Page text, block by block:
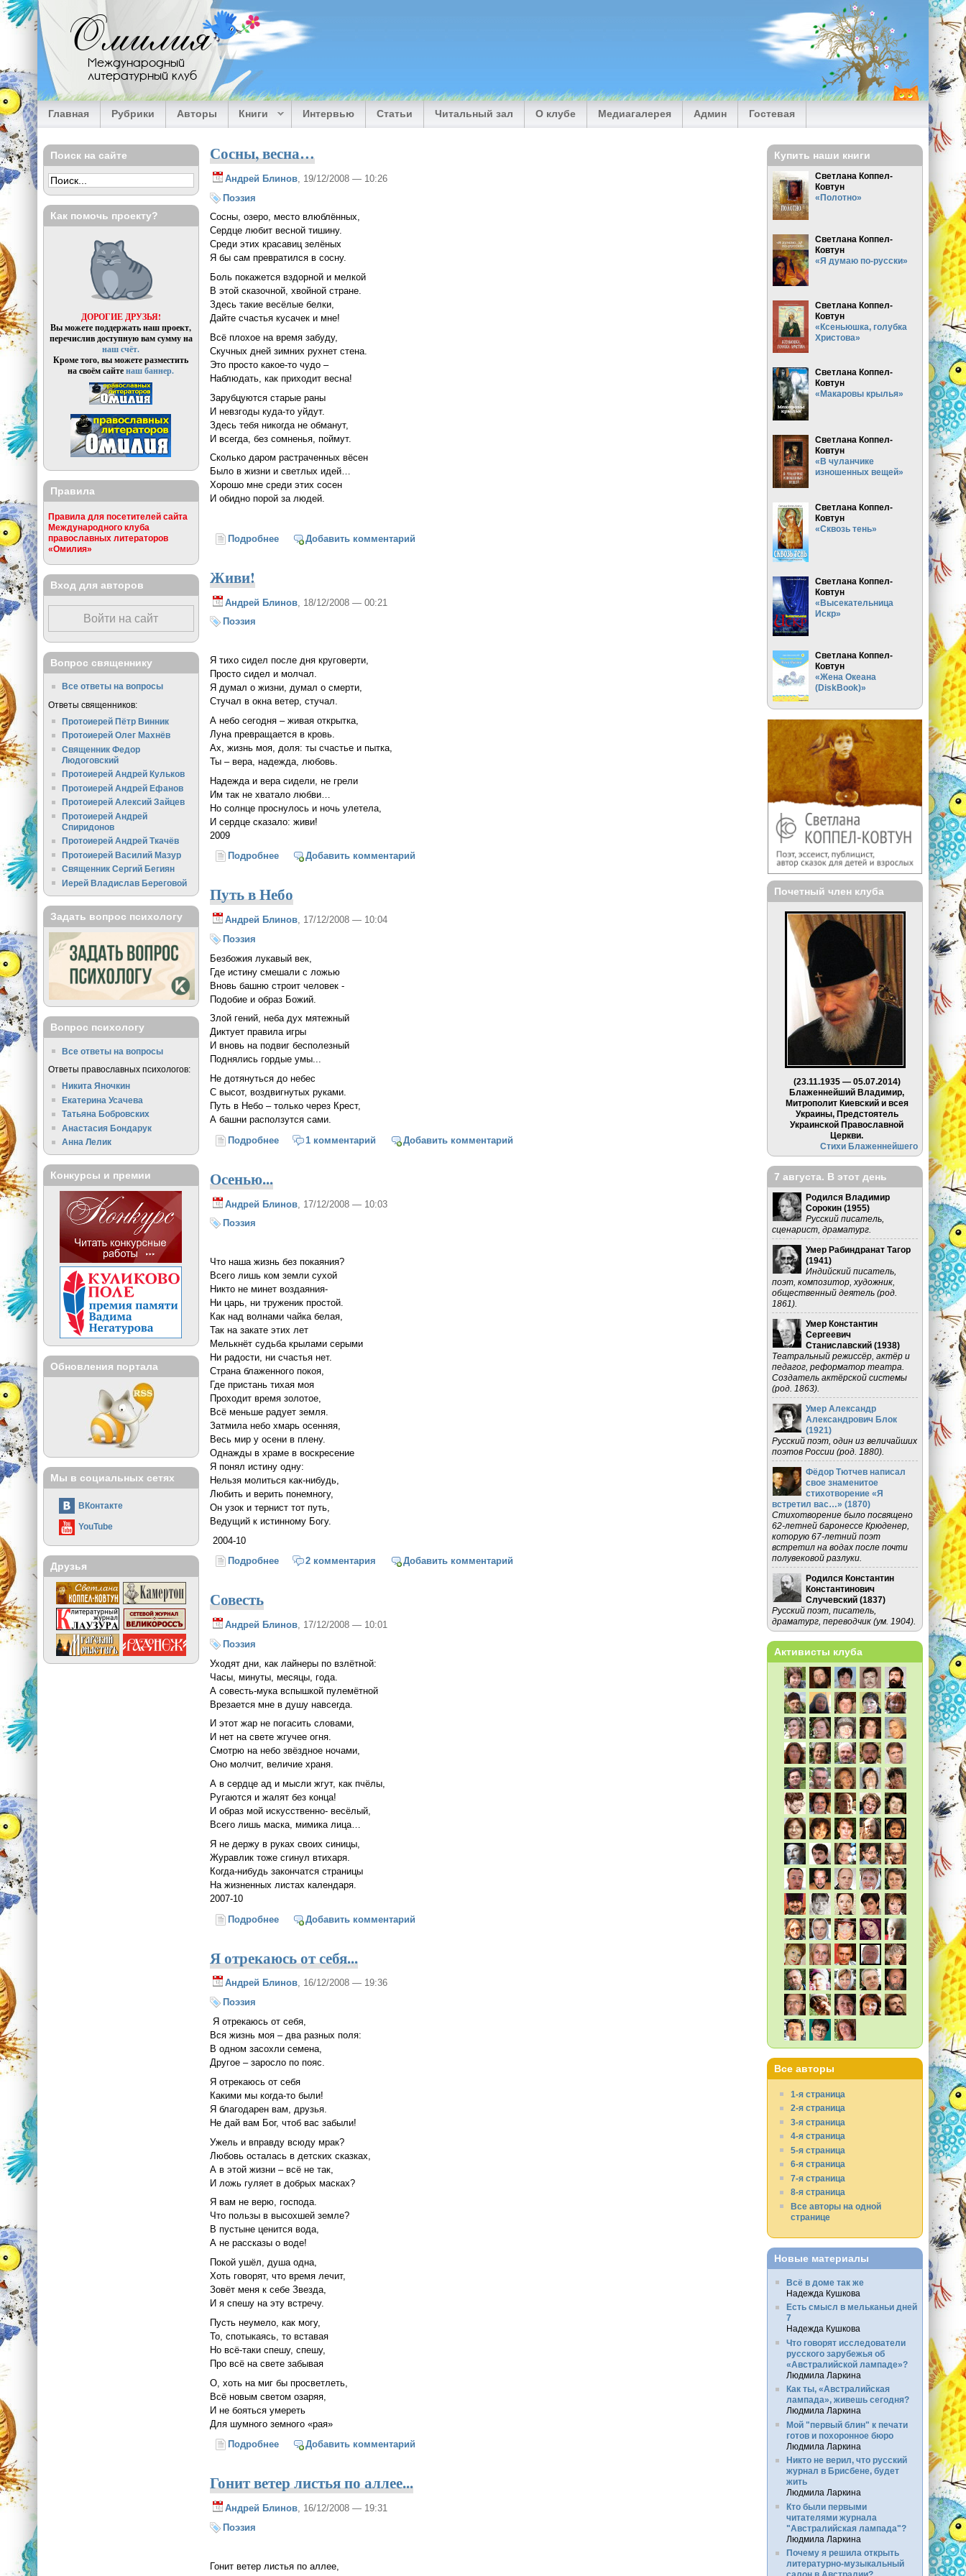
Перейти к основному содержанию
Омилия
Международный
литературный клуб
Главная Рубрики Авторы Книги Интервью Статьи Читальный зал О клубе Медиагалерея Админ Гостевая
Сосны, весна…
Андрей Блинов , 19/12/2008 — 10:26
Поэзия
Сосны, озеро, место влюблённых,
Сердце любит весной тишину.
Среди этих красавиц зелёных
Я бы сам превратился в сосну.
Боль покажется вздорной и мелкой
В этой сказочной, хвойной стране.
Здесь такие весёлые белки,
Дайте счастья кусачек и мне!
Всё плохое на время забуду,
Скучных дней зимних рухнет стена.
Это просто какое-то чудо –
Наблюдать, как приходит весна!
Зарубцуются старые раны
И невзгоды куда-то уйдут.
Здесь тебя никогда не обманут,
И всегда, без сомненья, поймут.
Сколько даром растраченных вёсен
Было в жизни и светлых идей…
Хорошо мне среди этих сосен
И обидно порой за людей.
Подробнеео Сосны, весна…
Добавить комментарий
Живи!
Андрей Блинов , 18/12/2008 — 00:21
Поэзия
Я тихо сидел после дня круговерти,
Просто сидел и молчал.
Я думал о жизни, думал о смерти,
Стучал в окна ветер, стучал.
А небо сегодня – живая открытка,
Луна превращается в кровь.
Ах, жизнь моя, доля: ты счастье и пытка,
Ты – вера, надежда, любовь.
Надежда и вера сидели, не грели
Им так не хватало любви…
Но солнце проснулось и ночь улетела,
И сердце сказало: живи!
2009
Подробнеео Живи!Добавить комментарий
Путь в Небо
Андрей Блинов, 17/12/2008 — 10:04
Поэзия
Безбожия лукавый век,
Где истину смешали с ложью
Вновь башню строит человек -
Подобие и образ Божий.
Злой гений, неба дух мятежный
Диктует правила игры
И вновь на подвиг бесполезный
Поднялись гордые умы...
Не дотянуться до небес
С высот, воздвигнутых руками.
Путь в Небо – только через Крест,
А башни расползутся сами.
Подробнеео Путь в Небо
1 комментарий Добавить комментарий
Осенью...
Андрей Блинов , 17/12/2008 — 10:03
Поэзия
Что наша жизнь без покаяния?
Всего лишь ком земли сухой
Никто не минет воздаяния-
Ни царь, ни труженик простой.
Как над волнами чайка белая,
Так на закате этих лет
Мелькнёт судьба крылами серыми
Ни радости, ни счастья нет.
Страна блаженного покоя,
Где пристань тихая моя
Проходит время золотое,
Всё меньше радует земля.
Затмила небо хмарь осенняя,
Весь мир у осени в плену.
Однажды в храме в воскресение
Я понял истину одну:
Нельзя молиться как-нибудь,
Любить и верить понемногу,
Он узок и тернист тот путь,
Ведущий к истинному Богу.
2004-10
Подробнеео Осенью...2 комментария Добавить комментарий
Совесть
Андрей Блинов, 17/12/2008 — 10:01
Поэзия
Уходят дни, как лайнеры по взлётной:
Часы, минуты, месяцы, года.
А совесть-мука вспышкой пулемётной
Врезается мне в душу навсегда.
И этот жар не погасить словами,
И нет на свете жгучее огня.
Смотрю на небо звёздное ночами,
Оно молчит, величие храня.
А в сердце ад и мысли жгут, как пчёлы,
Ругаются и жалят без конца!
И образ мой искусственно- весёлый,
Всего лишь маска, мимика лица…
Я не держу в руках своих синицы,
Журавлик тоже сгинул втихаря.
Когда-нибудь закончатся страницы
На жизненных листах календаря.
2007-10
Подробнеео СовестьДобавить комментарий
Я отрекаюсь от себя...
Андрей Блинов, 16/12/2008 — 19:36
Поэзия
Я отрекаюсь от себя,
Вся жизнь моя – два разных поля:
В одном засохли семена,
Другое – заросло по пояс.
Я отрекаюсь от себя
Какими мы когда-то были!
Я благодарен вам, друзья.
Не дай вам Бог, чтоб вас забыли!
Ужель и вправду всюду мрак?
Любовь осталась в детских сказках,
А в этой жизни – всё не так,
И ложь гуляет в добрых масках?
Я вам не верю, господа.
Что пользы в высохшей земле?
В пустыне ценится вода,
А не рассказы о воде!
Покой ушёл, душа одна,
Хоть говорят, что время лечит,
Зовёт меня к себе Звезда,
И я спешу на эту встречу.
Пусть неумело, как могу,
То, спотыкаясь, то вставая
Но всё-таки спешу, спешу,
Про всё на свете забывая
О, хоть на миг бы просветлеть,
Всё новым светом озаряя,
И не бояться умереть
Для шумного земного «рая»
Подробнеео Я отрекаюсь от себя...
Добавить комментарий
Гонит ветер листья по аллее...
Андрей Блинов, 16/12/2008 — 19:31
Поэзия
Гонит ветер листья по аллее,
Поиск на сайте
Как помочь проекту?
ДОРОГИЕ ДРУЗЬЯ!
Вы можете поддержать наш проект,
перечислив доступную вам сумму на
наш счёт.
Кроме того, вы можете разместить
на своём сайтенаш баннер.
Правила
Правила для посетителей сайта
Международного клуба
православных литераторов
«Омилия»
Вход для авторов
Войти на сайт
Вопрос священнику
Все ответы на вопросы
Ответы священников:
Протоиерей Пётр Винник
Протоиерей Олег Махнёв
Священник Федор
Людоговский
Протоиерей Андрей Кульков
Протоиерей Андрей Ефанов
Протоиерей Алексий Зайцев
Протоиерей Андрей
Спиридонов
Протоиерей Андрей Ткачёв
Протоиерей Василий Мазур
Священник Сергий Бегиян
Иерей Владислав Береговой
Задать вопрос психологу
Вопрос психологу
Все ответы на вопросы
Ответы православных психологов:
Никита Яночкин
Екатерина Усачева
Татьяна Бобровских
Анастасия Бондарук
Анна Лелик
Конкурсы и премии
Обновления портала
Мы в социальных сетях
ВКонтакте
YouTube
Друзья
Купить наши книги
Светлана Коппел-
Ковтун
«Полотно»
Светлана Коппел-
Ковтун
«Я думаю по-русски»
Светлана Коппел-
Ковтун
«Ксеньюшка, голубка
Христова»
Светлана Коппел-
Ковтун
«Макаровы крылья»
Светлана Коппел-
Ковтун
«В чуланчике
изношенных вещей»
Светлана Коппел-
Ковтун
«Сквозь тень»
Светлана Коппел-
Ковтун
«Высекательница
Искр»
Светлана Коппел-
Ковтун
«Жена Океана
(DiskBook)»
Почетный член клуба
(23.11.1935 — 05.07.2014)
Блаженнейший Владимир,
Митрополит Киевский и всея
Украины, Предстоятель
Украинской Православной
Церкви.
Стихи Блаженнейшего
7 августа. В этот день
Родился Владимир
Сорокин (1955)
Русский писатель,
сценарист, драматург.
Умер Рабиндранат Тагор
(1941)
Индийский писатель,
поэт, композитор, художник,
общественный деятель (род.
1861).
Умер Константин
Сергеевич
Станиславский (1938)
Театральный режиссёр, актёр и
педагог, реформатор театра.
Создатель актёрской системы
(род. 1863).
Умер Александр
Александрович Блок
(1921)
Русский поэт, один из величайших
поэтов России (род. 1880).
Фёдор Тютчев написал
свое знаменитое
стихотворение «Я
встретил вас…» (1870)
Стихотворение было посвящено
62-летней баронессе Крюденер,
которую 67-летний поэт
встретил на водах после почти
полувековой разлуки.
Родился Константин
Константинович
Случевский (1837)
Русский поэт, писатель,
драматург, переводчик (ум. 1904).
Активисты клуба
Все авторы
1-я страница
2-я страница
3-я страница
4-я страница
5-я страница
6-я страница
7-я страница
8-я страница
Все авторы на одной
странице
Новые материалы
Всё в доме так же
Надежда Кушкова
Есть смысл в мельканьи дней
7
Надежда Кушкова
Что говорят исследователи
русского зарубежья об
«Австралийской лампаде»?
Людмила Ларкина
Как ты, «Австралийская
лампада», живешь сегодня?
Людмила Ларкина
Мой "первый блин" к печати
готов и похоронное бюро
Людмила Ларкина
Никто не верил, что русский
журнал в Брисбене, будет
жить
Людмила Ларкина
Кто были первыми
читателями журнала
"Австралийская лампада"?
Людмила Ларкина
Почему я решила открыть
литературно-музыкальный